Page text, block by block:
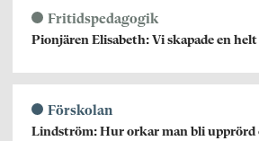
Fritidspedagogik
Pionjären Elisabeth: Vi skapade en
Förskolan
Lindström: Hur orkar man bli upprörd